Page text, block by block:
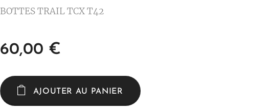
BOTTES TRAIL TCX T42
60,00 €
AJOUTER AU PANIER